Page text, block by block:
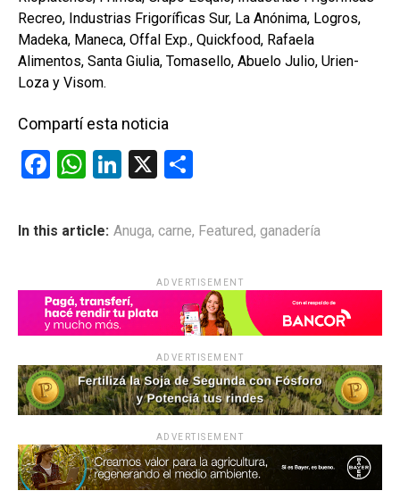
Recreo, Industrias Frigoríficas Sur, La Anónima, Logros,
Madeka, Maneca, Offal Exp., Quickfood, Rafaela
Alimentos, Santa Giulia, Tomasello, Abuelo Julio, Urien-
Loza y Visom.
Compartí esta noticia
F
ce
o
k
W
at
p
p
Li
ke
dI
X
m
ar
tir
In this article: Anuga, carne, Featured, ganadería
ADVERTISEMENT
ADVERTISEMENT
ADVERTISEMENT